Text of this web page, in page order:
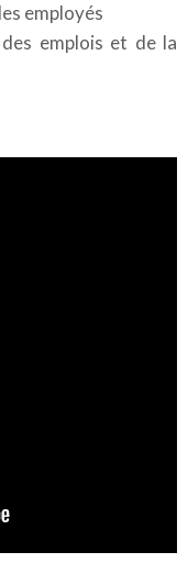
employés
emplois et de la